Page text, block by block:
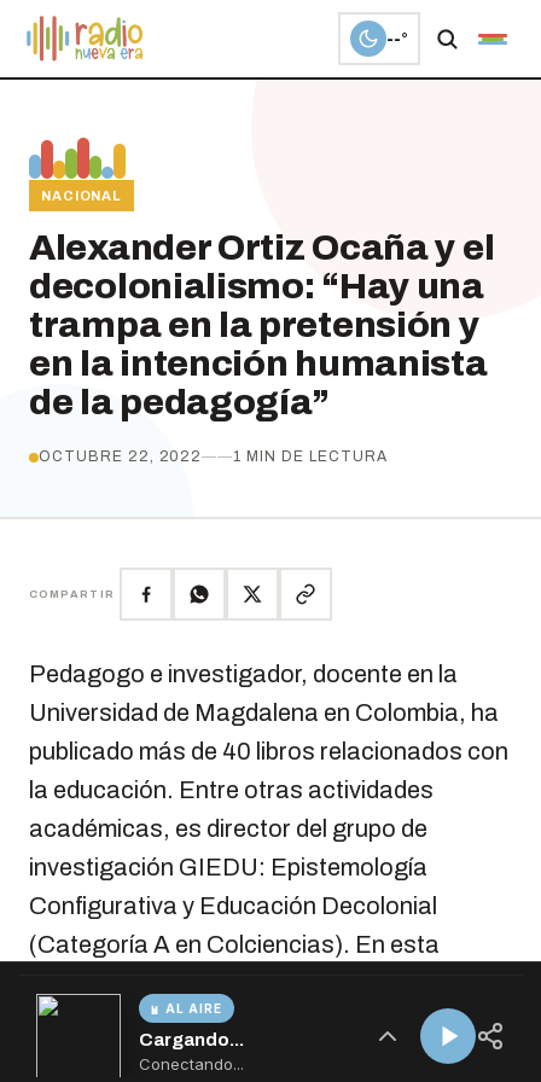
AL AIRE
Cargando...
Conectando...